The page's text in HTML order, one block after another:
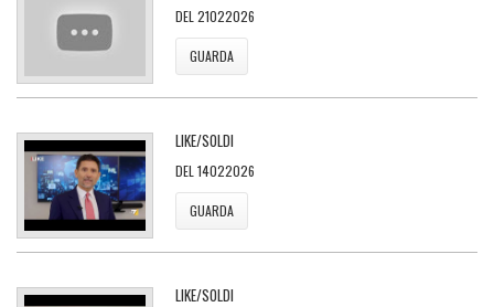
DEL 21022026
GUARDA
LIKE/SOLDI
DEL 14022026
GUARDA
LIKE/SOLDI